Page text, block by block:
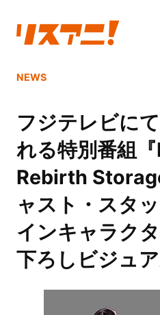
NEWS
フジテレビに
れる特別番組
Rebirth
ャスト・スタ
インキャラク
下ろしビジュ